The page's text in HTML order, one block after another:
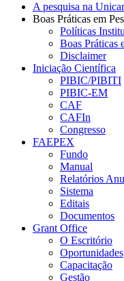
A pesquisa na
Boas Práticas em
Políticas
Boas Práticas
Disclaimer
Iniciação Científica
PIBIC/PIBITI
PIBIC-EM
CAF
CAFIn
Congresso
FAEPEX
Fundo
Manual
Relatórios
Sistema
Editais
Documentos
Grant Office
O Escritório
Oportunidades
Capacitação
Gestão